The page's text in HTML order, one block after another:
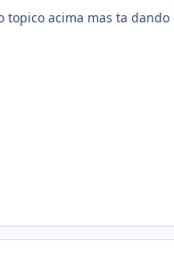
topico acima mas ta dando